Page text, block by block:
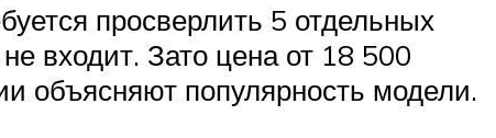
просверлить 5 отдельных
входит. Зато цена от 18 500
объясняют популярность модели.